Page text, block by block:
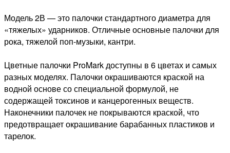
Модель 2В — это палочки стандартного диаметра для
«тяжелых» ударников. Отличные основные палочки для
рока, тяжелой поп-музыки, кантри.
Цветные палочки ProMark доступны в 6 цветах и самых
разных моделях. Палочки окрашиваются краской на
водной основе со специальной формулой, не
содержащей токсинов и канцерогенных веществ.
Наконечники палочек не покрываются краской, что
предотвращает окрашивание барабанных пластиков и
тарелок.